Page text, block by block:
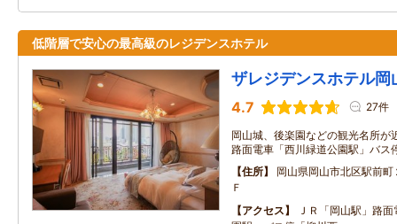
低階層で安心の最高級のレジデンスホテル
ザレジデンスホテル岡
4.7 27件
岡山城、後楽園などの観光名所が
路面電車「西川緑道公園駅」バス
住所
岡山県岡山市北区駅前
Ｆ
アクセス
ＪＲ「岡山駅」路